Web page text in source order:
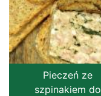
Pieczeń ze
szpinakiem do